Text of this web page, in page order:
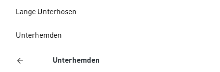
Lange Unterhosen
Unterhemden
Unterhemden